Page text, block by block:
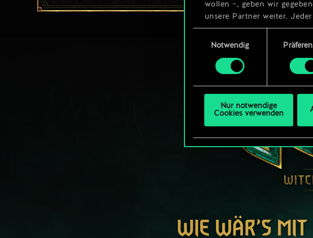
wollen –, geben wir
unsere Partner weiter.
allerdings deine
„Einstellungen“, wo du,
Notwendig
Nur notwendige
Cookies verwenden
WIE WÄR’S